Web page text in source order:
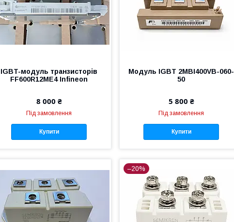
IGBT-модуль транзисторів
FF600R12ME4 Infineon
8 000 ₴
Під замовлення
Купити
Модуль IGBT 2MBI400VB-060-
50
5 800 ₴
Під замовлення
Купити
–20%